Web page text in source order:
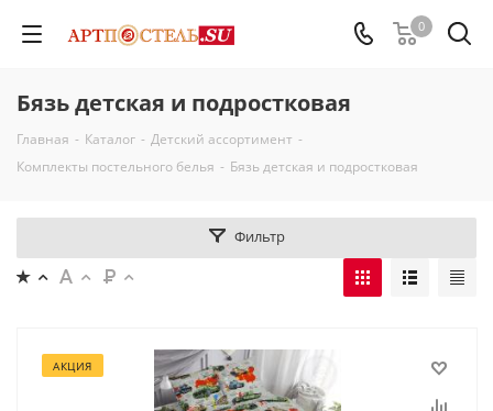
0
Бязь детская и подростковая
Главная - Каталог - Детский ассортимент -
Комплекты постельного белья - Бязь детская и подростковая
Фильтр
АКЦИЯ